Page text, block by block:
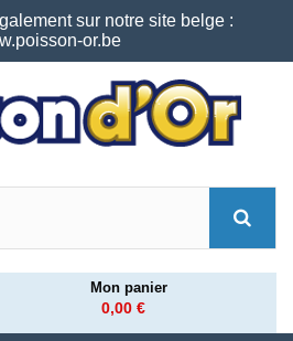
sur notre site belge :
or.be
Mon panier
0,00 €